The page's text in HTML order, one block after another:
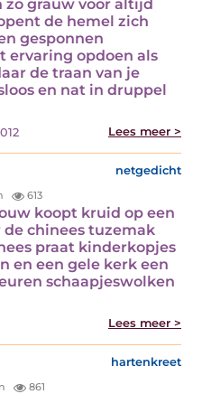
grauw voor altijd
de hemel zich
gesponnen
ervaring opdoen als
de traan van je
en nat in druppel
Lees meer >
netgedicht
613
koopt kruid op een
chinees tuzemak
praat kinderkopjes
en een gele kerk een
schaapjeswolken
Lees meer >
hartenkreet
861